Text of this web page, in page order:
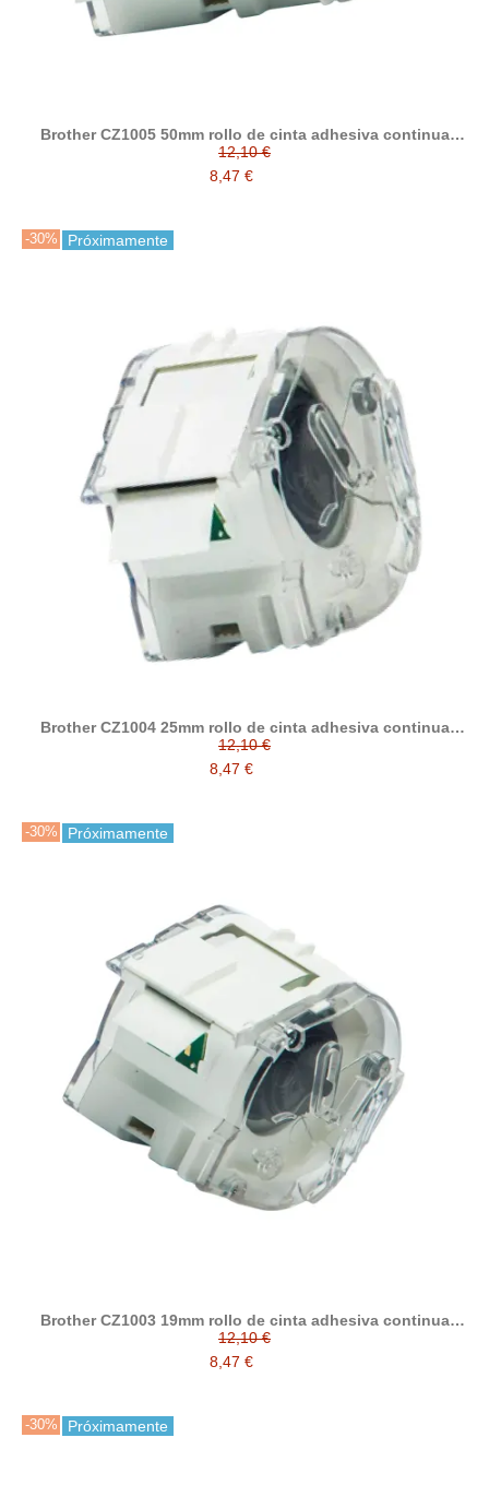
Brother CZ1005 50mm rollo de cinta adhesiva continua
compatible
12,10 €
8,47 €
-30% Próximamente
Brother CZ1004 25mm rollo de cinta adhesiva continua
compatible
12,10 €
8,47 €
-30% Próximamente
Brother CZ1003 19mm rollo de cinta adhesiva continua
compatible
12,10 €
8,47 €
-30% Próximamente